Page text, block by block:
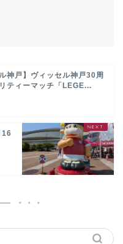
神戸】ヴィッセル神戸30周
ティーマッチ「LEGE...
16